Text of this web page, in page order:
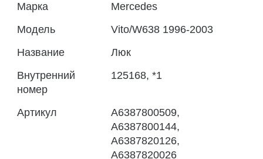
Марка
Mercedes
Модель
Vito/W638 1996-2003
Название
Люк
Внутренний
номер
125168, *1
Артикул
A6387800509,
A6387800144,
A6387820126,
A6387820026